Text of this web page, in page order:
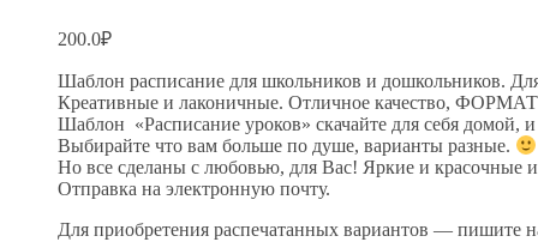
200.0₽
Шаблон расписание для школьников и дошкольников.
Креативные и лаконичные. Отличное качество, ФОРМАТ
Шаблон «Расписание уроков» скачайте для себя домой,
Выбирайте что вам больше по душе, варианты разные.
Но все сделаны с любовью, для Вас! Яркие и красочные
Отправка на электронную почту.
Для приобретения распечатанных вариантов — пишите